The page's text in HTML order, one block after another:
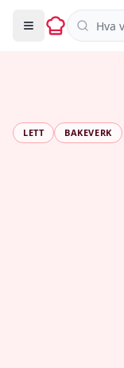
Søk i
LETT BAKEVERK